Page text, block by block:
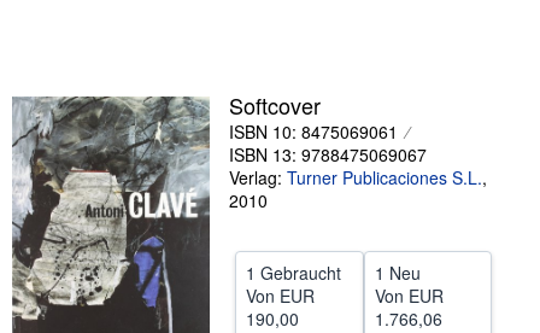
Verkäufer werden
Hilfe
SCHLIESSEN
Softcover
ISBN 10: 8475069061
ISBN 13: 9788475069067
Verlag: Turner Publicaciones S.L.,
2010
1 Gebraucht
Von EUR
190,00
1 Neu
Von EUR
1.766,06